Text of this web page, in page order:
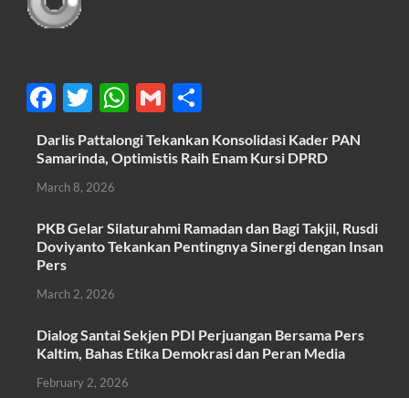
F
ac
e
b
o
o
k
T
w
itt
er
W
h
at
A
p
G
m
ail
h
ar
Darlis Pattalongi Tekankan Konsolidasi Kader PAN
Samarinda, Optimistis Raih Enam Kursi DPRD
March 8, 2026
PKB Gelar Silaturahmi Ramadan dan Bagi Takjil, Rusdi
Doviyanto Tekankan Pentingnya Sinergi dengan Insan
Pers
March 2, 2026
Dialog Santai Sekjen PDI Perjuangan Bersama Pers
Kaltim, Bahas Etika Demokrasi dan Peran Media
February 2, 2026